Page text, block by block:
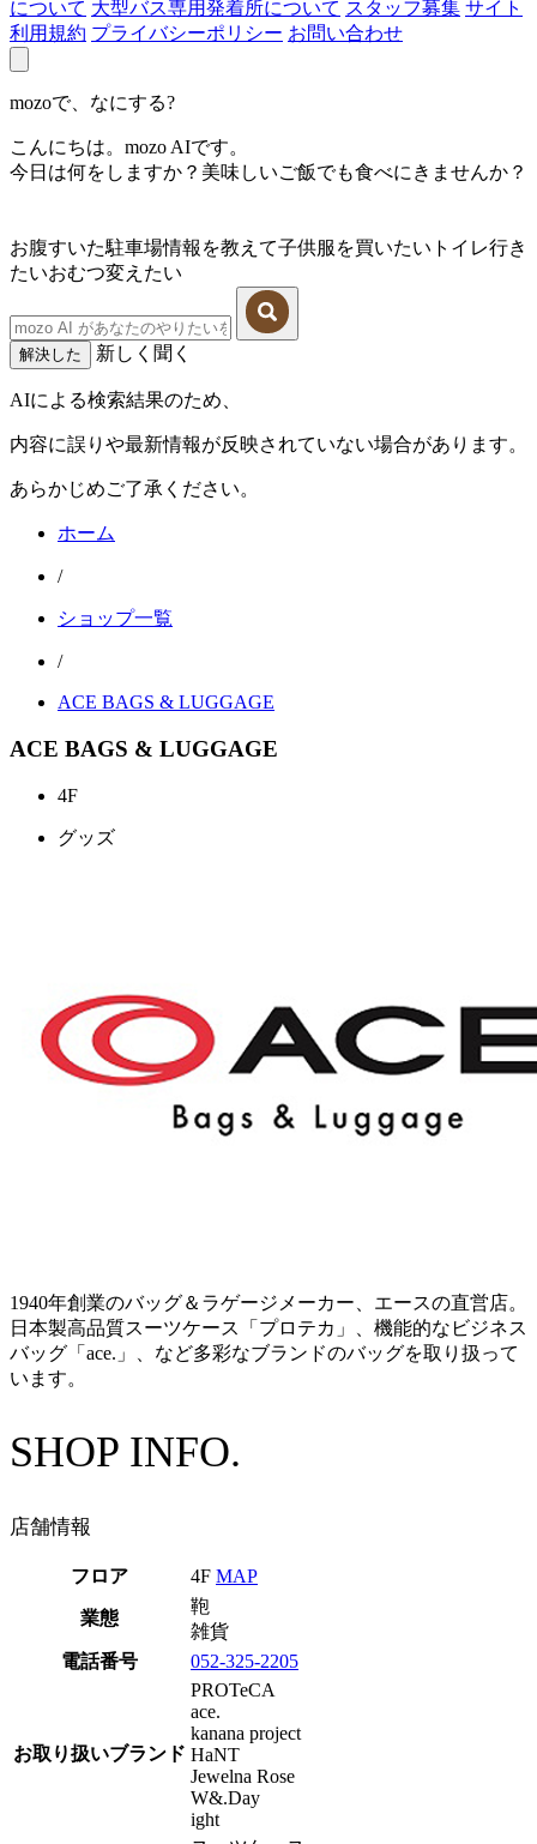
について 大型バス専用発着所について スタッフ募集 サイト
利用規約 プライバシーポリシー お問い合わせ
mozoで、なにする?
こんにちは。mozo AIです。
今日は何をしますか？美味しいご飯でも食べにきませんか？
お腹すいた駐車場情報を教えて子供服を買いたい トイレ行き
たいおむつ変えたい
解決した 新しく聞く
AIによる検索結果のため、
内容に誤りや最新情報が反映されていない場合があります。
あらかじめご了承ください。
ホーム
/
ショップ一覧
/
ACE BAGS & LUGGAGE
ACE BAGS & LUGGAGE
4F
グッズ
1940年創業のバッグ＆ラゲージメーカー、エースの直営店。
日本製高品質スーツケース「プロテカ」、機能的なビジネス
バッグ「ace.」、など多彩なブランドのバッグを取り扱って
います。
SHOP INFO.
店舗情報
フロア 4F MAP
業態
鞄
雑貨
電話番号
052-325-2205
お取り扱いブランド
PROTeCA
ace.
kanana project
HaNT
Jewelna Rose
W&.Day
ight